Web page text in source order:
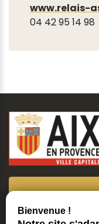
www.relais-
04 42 95 14 98